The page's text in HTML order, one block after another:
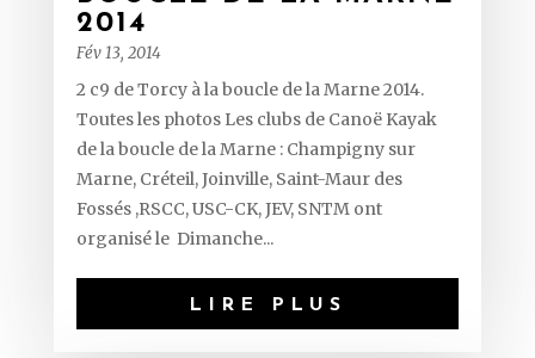
2014
Fév 13, 2014
2 c9 de Torcy à la boucle de la Marne 2014.
Toutes les photos Les clubs de Canoë Kayak
de la boucle de la Marne : Champigny sur
Marne, Créteil, Joinville, Saint-Maur des
Fossés ,RSCC, USC-CK, JEV, SNTM ont
organisé le Dimanche...
LIRE PLUS